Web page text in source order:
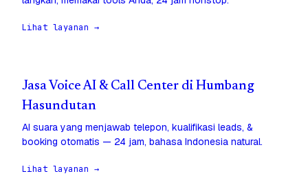
Lihat layanan →
Jasa Voice AI & Call Center di Humbang
Hasundutan
AI suara yang menjawab telepon, kualifikasi leads, &
booking otomatis — 24 jam, bahasa Indonesia natural.
Lihat layanan →